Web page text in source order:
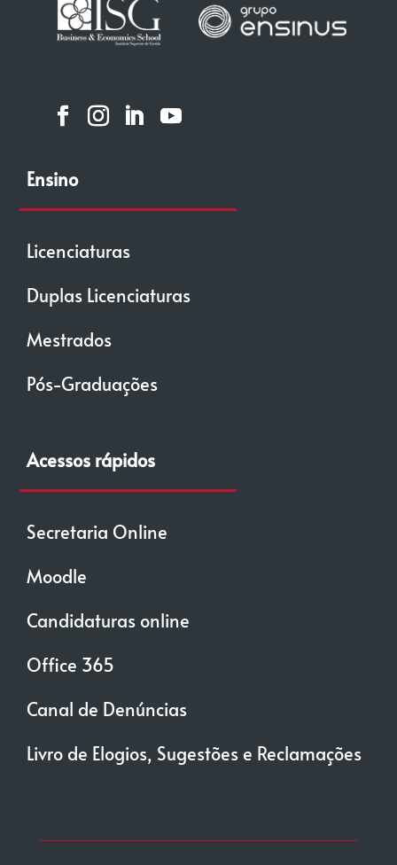
Ensino
Licenciaturas
Duplas Licenciaturas
Mestrados
Pós-Graduações
Acessos rápidos
Secretaria Online
Moodle
Candidaturas online
Office 365
Canal de Denúncias
Livro de Elogios, Sugestões e Reclamações